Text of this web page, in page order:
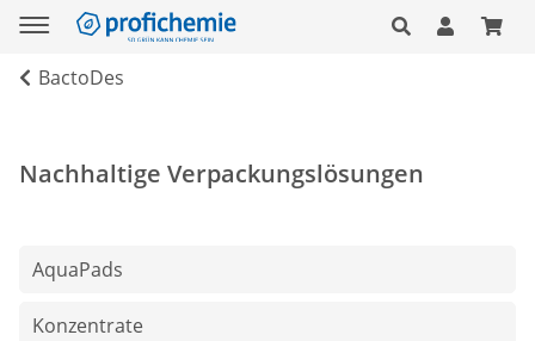
BactoDes
Nachhaltige Verpackungslösungen
AquaPads
Konzentrate